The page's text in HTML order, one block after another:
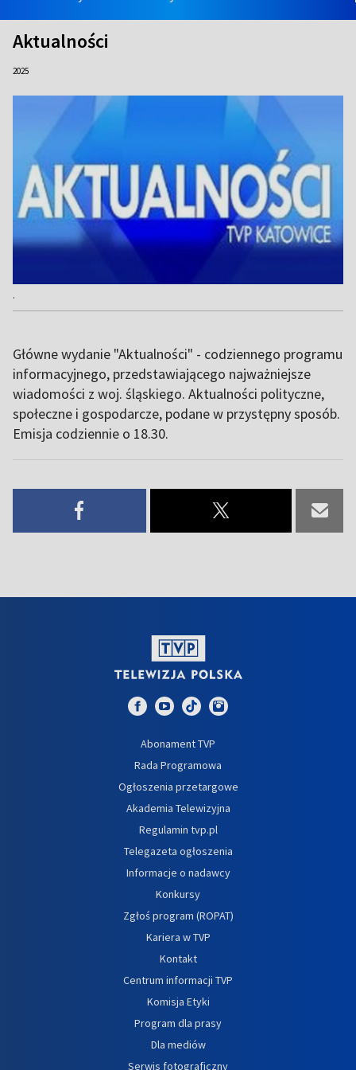
Aktualności
2025
.
Główne wydanie "Aktualności" - codziennego programu
informacyjnego, przedstawiającego najważniejsze
wiadomości z woj. śląskiego. Aktualności polityczne,
społeczne i gospodarcze, podane w przystępny sposób.
Emisja codziennie o 18.30.
Abonament TVP
Rada Programowa
Ogłoszenia przetargowe
Akademia Telewizyjna
Regulamin tvp.pl
Telegazeta ogłoszenia
Informacje o nadawcy
Konkursy
Zgłoś program (ROPAT)
Kariera w TVP
Kontakt
Centrum informacji TVP
Komisja Etyki
Program dla prasy
Dla mediów
Serwis fotograficzny